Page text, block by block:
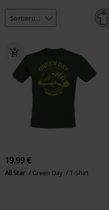
19,99 €
All Star Green Day T-Shirt